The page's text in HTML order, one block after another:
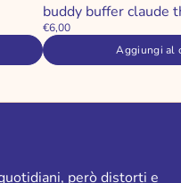
buddy buffer claude
€6,00
Aggiungi al
però distorti e